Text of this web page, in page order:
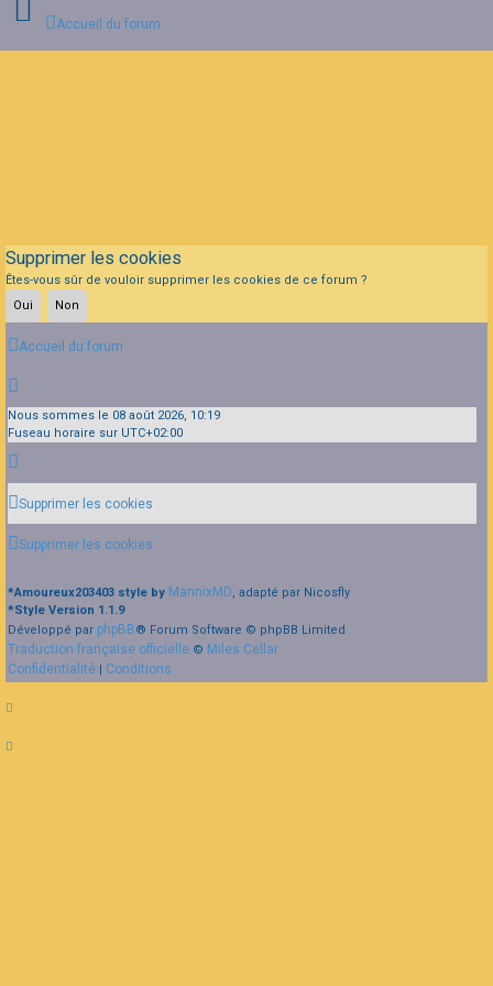
Accueil du forum
Supprimer les cookies
Êtes-vous sûr de vouloir supprimer les cookies de ce forum ?
Accueil du forum
Nous sommes le 08 août 2026, 10:19
Fuseau horaire sur UTC+02:00
Supprimer les cookies
Supprimer les cookies
*Amoureux203403 style by MannixMD, adapté par Nicosfly
*Style Version 1.1.9
Développé par phpBB® Forum Software © phpBB Limited
Traduction française officielle © Miles Cellar
Confidentialité | Conditions